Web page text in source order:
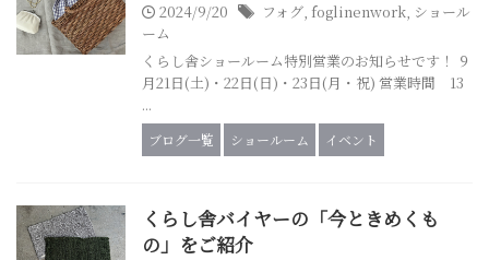
2024/9/20 フォグ, foglinenwork, ショール
ーム
くらし舎ショールーム特別営業のお知らせです！ ９
月21日(土)・22日(日)・23日(月・祝) 営業時間 13
...
ブログ一覧 ショールーム イベント
くらし舎バイヤーの「今ときめくも
の」をご紹介